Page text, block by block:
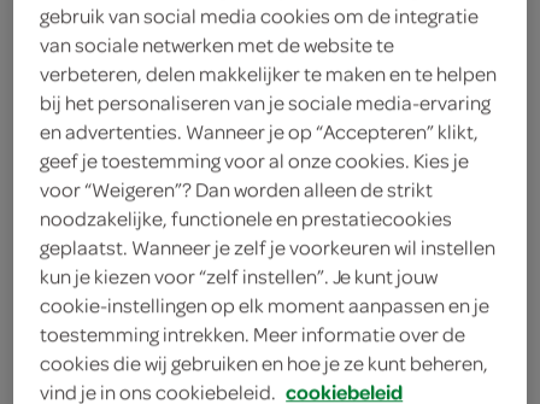
Twiggles cheese twists
125 Gram
2.15 kies je SPAR
Lu Zoutjes Tuc Kaas
100 Gram
55 kies je SPAR
gebruik van social media cookies om de integratie
van sociale netwerken met de website te
verbeteren, delen makkelijker te maken en te helpen
bij het personaliseren van je sociale media-ervaring
en advertenties. Wanneer je op “Accepteren” klikt,
geef je toestemming voor al onze cookies. Kies je
voor “Weigeren”? Dan worden alleen de strikt
noodzakelijke, functionele en prestatiecookies
geplaatst. Wanneer je zelf je voorkeuren wil instellen
kun je kiezen voor “zelf instellen”. Je kunt jouw
cookie-instellingen op elk moment aanpassen en je
toestemming intrekken. Meer informatie over de
cookies die wij gebruiken en hoe je ze kunt beheren,
vind je in ons cookiebeleid. cookiebeleid